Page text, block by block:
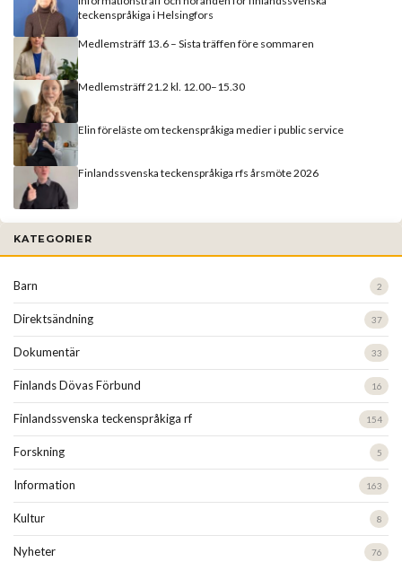
teckenspråkiga i Helsingfors
Medlemsträff 13.6 – Sista träffen före sommaren
Medlemsträff 21.2 kl. 12.00–15.30
Elin föreläste om teckenspråkiga medier i public service
Finlandssvenska teckenspråkiga rfs årsmöte 2026
KATEGORIER
Barn 2
Direktsändning 37
Dokumentär 33
Finlands Dövas Förbund 16
Finlandssvenska teckenspråkiga rf 154
Forskning 5
Information 163
Kultur 8
Nyheter 76